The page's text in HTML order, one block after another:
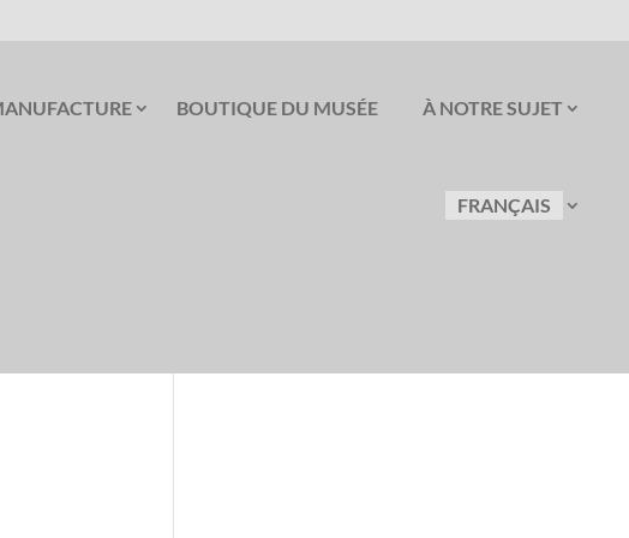
BOUTIQUE DU MUSÉE À NOTRE SUJET
FRANÇAIS